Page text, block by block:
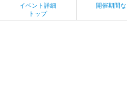
イベント詳細
トップ
開催期間